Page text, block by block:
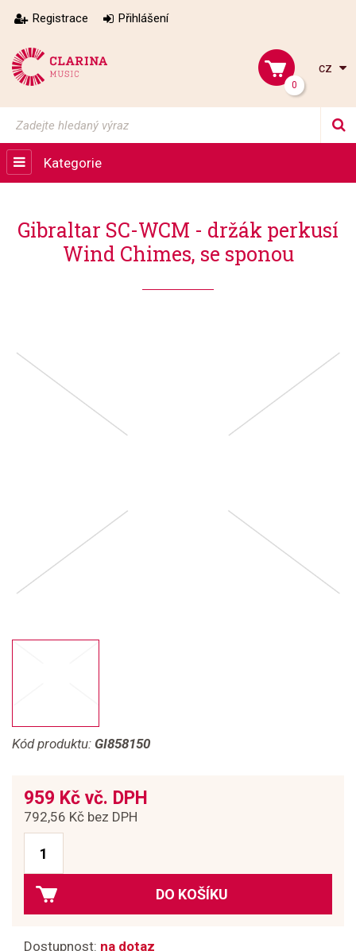
Registrace Přihlášení
0
cz
Kategorie
Gibraltar SC-WCM - držák perkusí
Wind Chimes, se sponou
Kód produktu: GI858150
959 Kč vč. DPH
792,56 Kč bez DPH
DO KOŠÍKU
Dostupnost: na dotaz